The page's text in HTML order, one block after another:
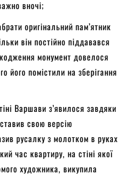
вночі;
оригінальний пам’ятник
він постійно піддавався
монумент довелося
його помістили на зберігання
Варшави з’явилося завдяки
свою версію
русалку з молотком в руках
час квартиру, на стіні якої
художника, викупила